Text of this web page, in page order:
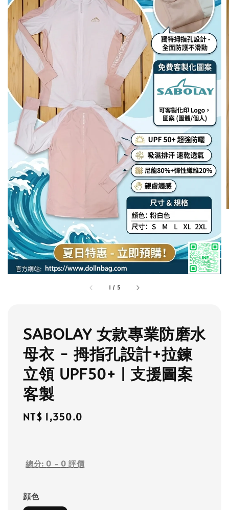
1 / 5
SABOLAY 女款專業防磨水
母衣 - 拇指孔設計+拉鍊
立領 UPF50+ | 支援圖案
客製
Regular
NT$ 1,350.0
總分: 0 - 0 評價
顔色